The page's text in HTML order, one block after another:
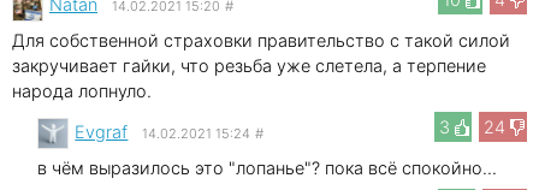
14.02.2021 15:20 #
Для собственной страховки правительство с такой силой
закручивает гайки, что резьба уже слетела, а терпение
народа лопнуло.
3
24
Evgraf 14.02.2021 15:24 #
в чём выразилось это "лопанье"? пока всё спокойно...